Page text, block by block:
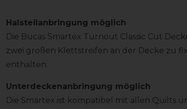
Halsteilanbringung möglich
Die Bucas Smartex Turnout Classic Cut
zwei großen Klettstreifen an der Decke zu
enthalten.
Unterdeckenanbringung möglich
Die Smartex ist kompatibel mit allen Quilts